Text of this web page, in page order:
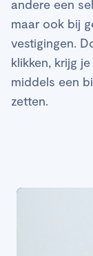
andere een
maar ook bij
vestigingen.
klikken, krijg
middels een
zetten.